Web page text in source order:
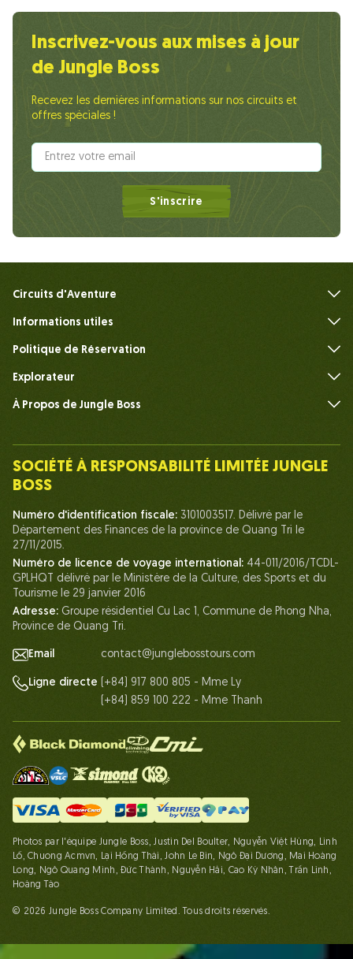
Inscrivez-vous aux mises à jour
de Jungle Boss
Recevez les dernières informations sur nos circuits et
offres spéciales !
S'inscrire
Circuits d'Aventure
Informations utiles
Politique de Réservation
Explorateur
À Propos de Jungle Boss
Notre Équipe
Humain du Chef de la Jungle
Nos Certifications
Partenariats
Contactez-Nous
SOCIÉTÉ À RESPONSABILITÉ LIMITÉE JUNGLE
BOSS
Numéro d'identification fiscale: 3101003517. Délivré par le
Département des Finances de la province de Quang Tri le
27/11/2015.
Numéro de licence de voyage international: 44-011/2016/TCDL-
GPLHQT délivré par le Ministère de la Culture, des Sports et du
Tourisme le 29 janvier 2016
Adresse: Groupe résidentiel Cu Lac 1, Commune de Phong Nha,
Province de Quang Tri.
Email contact@junglebosstours.com
Ligne directe
(+84) 917 800 805 - Mme Ly
(+84) 859 100 222 - Mme Thanh
Photos par l'équipe Jungle Boss, Justin Del Boulter, Nguyễn Việt Hùng, Linh
Lố, Chuong Acmvn, Lại Hồng Thái, John Le Bin, Ngô Đại Dương, Mai Hoàng
Long, Ngô Quang Minh, Đức Thành, Nguyễn Hải, Cao Kỳ Nhân, Trần Linh,
Hoàng Táo
© 2026 Jungle Boss Company Limited. Tous droits réservés.